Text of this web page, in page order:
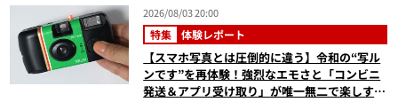
2026/08/03 20:00
特集 体験レポート
【スマホ写真とは圧倒的に違う】令和の“写ル
ンです”を再体験！強烈なエモさと「コンビニ
発送＆アプリ受け取り」が唯一無二で楽しすぎ